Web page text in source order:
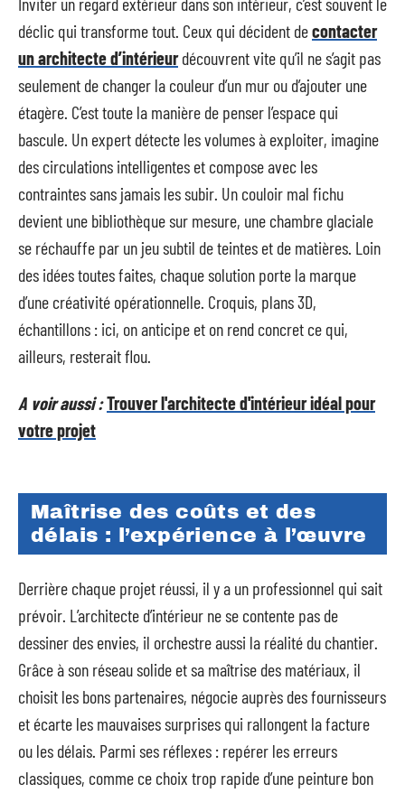
déclic qui transforme tout. Ceux qui décident decontacter
un architecte d’intérieurdécouvrent vite qu’il ne s’agit pas
seulement de changer la couleur d’un mur ou d’ajouter une
étagère. C’est toute la manière de penser l’espace qui
bascule. Un expert détecte les volumes à exploiter, imagine
des circulations intelligentes et compose avec les
contraintes sans jamais les subir. Un couloir mal fichu
devient une bibliothèque sur mesure, une chambre glaciale
se réchauffe par un jeu subtil de teintes et de matières. Loin
des idées toutes faites, chaque solution porte la marque
d’une créativité opérationnelle. Croquis, plans 3D,
échantillons : ici, on anticipe et on rend concret ce qui,
ailleurs, resterait flou.
A voir aussi :Trouver l'architecte d'intérieur idéal pour
votre projet
Maîtrise des coûts et des
délais : l’expérience à l’œuvre
Derrière chaque projet réussi, il y a un professionnel qui sait
prévoir. L’architecte d’intérieur ne se contente pas de
dessiner des envies, il orchestre aussi la réalité du chantier.
Grâce à son réseau solide et sa maîtrise des matériaux, il
choisit les bons partenaires, négocie auprès des fournisseurs
et écarte les mauvaises surprises qui rallongent la facture
ou les délais. Parmi ses réflexes : repérer les erreurs
classiques, comme ce choix trop rapide d’une peinture bon